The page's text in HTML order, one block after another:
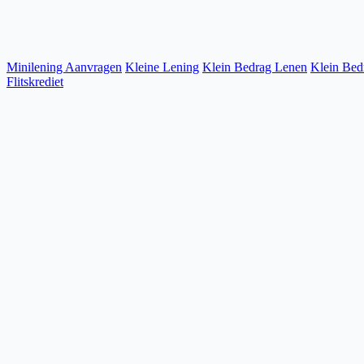
Minilening Aanvragen Kleine Lening Klein Bedrag Lenen Klein
Flitskrediet